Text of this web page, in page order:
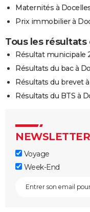
Maternités à
Prix immobilier à
Tous les
Résultat municipale
Résultats du bac à
Résultats du brevet
Résultats du BTS à
Voyage
Week-End